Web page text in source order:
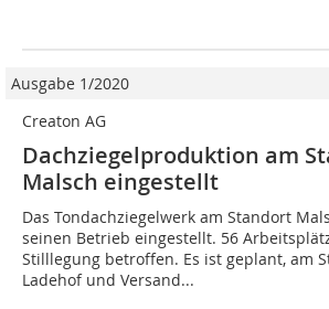
Ausgabe 1/2020
Creaton AG
Dachziegelproduktion am
Malsch eingestellt
Das Tondachziegelwerk am Standort
seinen Betrieb eingestellt. 56
Stilllegung betroffen. Es ist geplant, am
Ladehof und Versand...